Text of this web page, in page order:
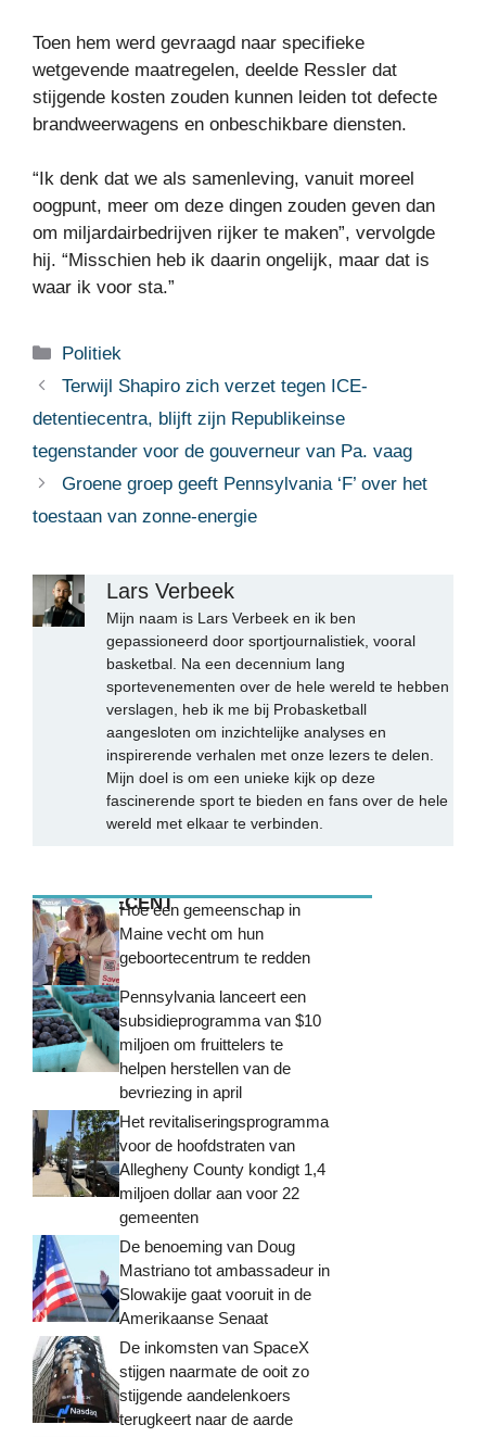
Toen hem werd gevraagd naar specifieke
wetgevende maatregelen, deelde Ressler dat
stijgende kosten zouden kunnen leiden tot defecte
brandweerwagens en onbeschikbare diensten.
“Ik denk dat we als samenleving, vanuit moreel
oogpunt, meer om deze dingen zouden geven dan
om miljardairbedrijven rijker te maken”, vervolgde
hij. “Misschien heb ik daarin ongelijk, maar dat is
waar ik voor sta.”
Categorieën
Politiek
Terwijl Shapiro zich verzet tegen ICE-
detentiecentra, blijft zijn Republikeinse
tegenstander voor de gouverneur van Pa. vaag
Groene groep geeft Pennsylvania ‘F’ over het
toestaan ​​van zonne-energie
Lars Verbeek
Mijn naam is Lars Verbeek en ik ben
gepassioneerd door sportjournalistiek, vooral
basketbal. Na een decennium lang
sportevenementen over de hele wereld te hebben
verslagen, heb ik me bij Probasketball
aangesloten om inzichtelijke analyses en
inspirerende verhalen met onze lezers te delen.
Mijn doel is om een unieke kijk op deze
fascinerende sport te bieden en fans over de hele
wereld met elkaar te verbinden.
MEEST RECENTHoe een gemeenschap in
Maine vecht om hun
geboortecentrum te redden
Pennsylvania lanceert een
subsidieprogramma van $10
miljoen om fruittelers te
helpen herstellen van de
bevriezing in april
Het revitaliseringsprogramma
voor de hoofdstraten van
Allegheny County kondigt 1,4
miljoen dollar aan voor 22
gemeenten
De benoeming van Doug
Mastriano tot ambassadeur in
Slowakije gaat vooruit in de
Amerikaanse Senaat
De inkomsten van SpaceX
stijgen naarmate de ooit zo
stijgende aandelenkoers
terugkeert naar de aarde